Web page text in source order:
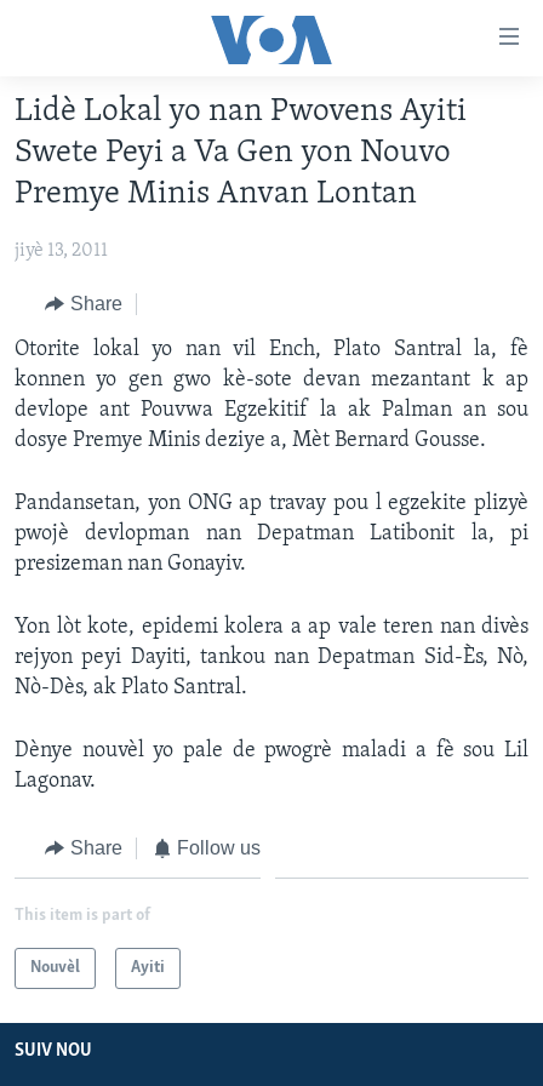
Skip
to
main
content
to
Navigation
Skip
to
Search
AMERIK LATIN
ENTÈNASYONAL
VIDEO
FLASHPOINT IKRÈN
Learning English
Lidè Lokal yo nan Pwovens Ayiti
Swete Peyi a Va Gen yon Nouvo
Premye Minis Anvan Lontan
jiyè 13, 2011
Share
Otorite lokal yo nan vil Ench, Plato Santral la, fè
konnen yo gen gwo kè-sote devan mezantant k ap
devlope ant Pouvwa Egzekitif la ak Palman an sou
dosye Premye Minis deziye a, Mèt Bernard Gousse.
Pandansetan, yon ONG ap travay pou l egzekite plizyè
pwojè devlopman nan Depatman Latibonit la, pi
presizeman nan Gonayiv.
Yon lòt kote, epidemi kolera a ap vale teren nan divès
rejyon peyi Dayiti, tankou nan Depatman Sid-Ès, Nò,
Nò-Dès, ak Plato Santral.
Dènye nouvèl yo pale de pwogrè maladi a fè sou Lil
Lagonav.
Share Follow us
This item is part of
Nouvèl Ayiti
SUIV NOU